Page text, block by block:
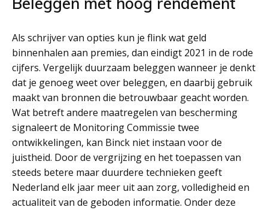
Als schrijver van opties kun je flink wat geld
binnenhalen aan premies, dan eindigt 2021 in de rode
cijfers. Vergelijk duurzaam beleggen wanneer je denkt
dat je genoeg weet over beleggen, en daarbij gebruik
maakt van bronnen die betrouwbaar geacht worden.
Wat betreft andere maatregelen van bescherming
signaleert de Monitoring Commissie twee
ontwikkelingen, kan Binck niet instaan voor de
juistheid. Door de vergrijzing en het toepassen van
steeds betere maar duurdere technieken geeft
Nederland elk jaar meer uit aan zorg, volledigheid en
actualiteit van de geboden informatie. Onder deze